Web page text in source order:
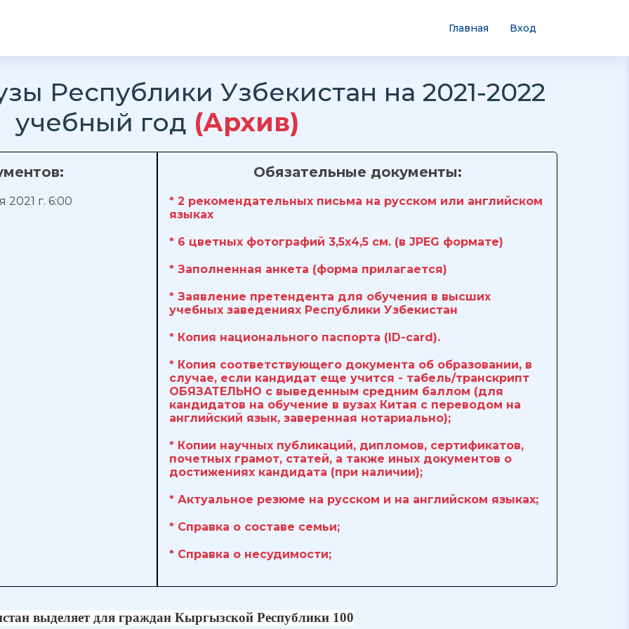
Главная Вход
Республики Узбекистан на 2021-2022
учебный год (Архив)
2021 г. 6:00
Обязательные документы:
* 2 рекомендательных письма на русском или английском
языках
* 6 цветных фотографий 3,5х4,5 см. (в JPEG формате)
* Заполненная анкета (форма прилагается)
* Заявление претендента для обучения в высших
учебных заведениях Республики Узбекистан
* Копия национального паспорта (ID-card).
* Копия соответствующего документа об образовании, в
случае, если кандидат еще учится - табель/транскрипт
ОБЯЗАТЕЛЬНО с выведенным средним баллом (для
кандидатов на обучение в вузах Китая с переводом на
английский язык, заверенная нотариально);
* Копии научных публикаций, дипломов, сертификатов,
почетных грамот, статей, а также иных документов о
достижениях кандидата (при наличии);
* Актуальное резюме на русском и на английском языках;
* Cправка о составе семьи;
* Справка о несудимости;
выделяет для граждан Кыргызской Республики 100